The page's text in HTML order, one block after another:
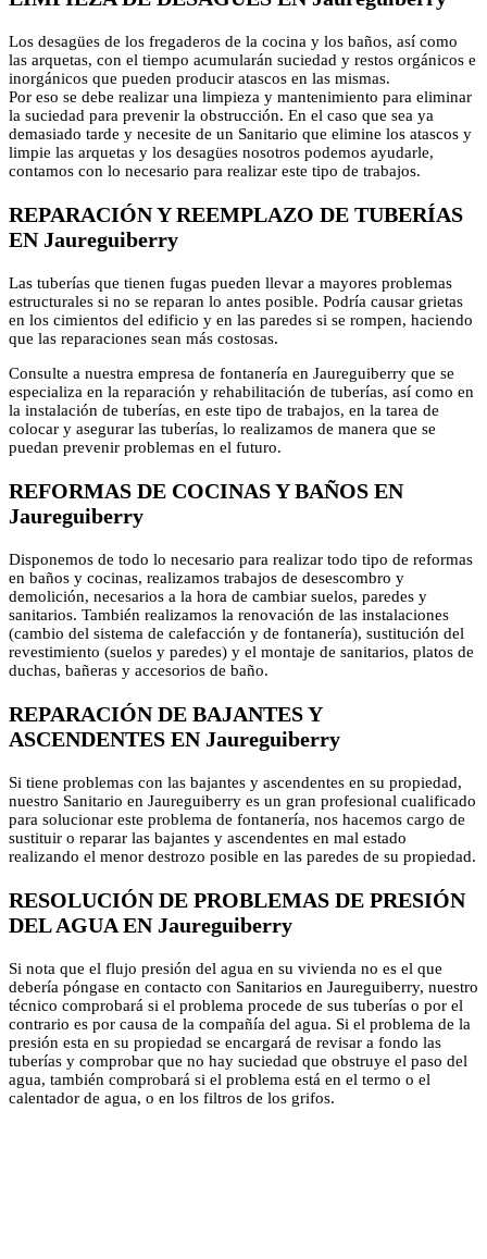
Los desagües de los fregaderos de la cocina y los baños, así como
las arquetas, con el tiempo acumularán suciedad y restos orgánicos e
inorgánicos que pueden producir atascos en las mismas.
Por eso se debe realizar una limpieza y mantenimiento para eliminar
la suciedad para prevenir la obstrucción. En el caso que sea ya
demasiado tarde y necesite de un Sanitario que elimine los atascos y
limpie las arquetas y los desagües nosotros podemos ayudarle,
contamos con lo necesario para realizar este tipo de trabajos.
REPARACIÓN Y REEMPLAZO DE TUBERÍAS
EN Jaureguiberry
Las tuberías que tienen fugas pueden llevar a mayores problemas
estructurales si no se reparan lo antes posible. Podría causar grietas
en los cimientos del edificio y en las paredes si se rompen, haciendo
que las reparaciones sean más costosas.
Consulte a nuestra empresa de fontanería en Jaureguiberry que se
especializa en la reparación y rehabilitación de tuberías, así como en
la instalación de tuberías, en este tipo de trabajos, en la tarea de
colocar y asegurar las tuberías, lo realizamos de manera que se
puedan prevenir problemas en el futuro.
REFORMAS DE COCINAS Y BAÑOS EN
Jaureguiberry
Disponemos de todo lo necesario para realizar todo tipo de reformas
en baños y cocinas, realizamos trabajos de desescombro y
demolición, necesarios a la hora de cambiar suelos, paredes y
sanitarios. También realizamos la renovación de las instalaciones
(cambio del sistema de calefacción y de fontanería), sustitución del
revestimiento (suelos y paredes) y el montaje de sanitarios, platos de
duchas, bañeras y accesorios de baño.
REPARACIÓN DE BAJANTES Y
ASCENDENTES EN Jaureguiberry
Si tiene problemas con las bajantes y ascendentes en su propiedad,
nuestro Sanitario en Jaureguiberry es un gran profesional cualificado
para solucionar este problema de fontanería, nos hacemos cargo de
sustituir o reparar las bajantes y ascendentes en mal estado
realizando el menor destrozo posible en las paredes de su propiedad.
RESOLUCIÓN DE PROBLEMAS DE PRESIÓN
DEL AGUA EN Jaureguiberry
Si nota que el flujo presión del agua en su vivienda no es el que
debería póngase en contacto con Sanitarios en Jaureguiberry, nuestro
técnico comprobará si el problema procede de sus tuberías o por el
contrario es por causa de la compañía del agua. Si el problema de la
presión esta en su propiedad se encargará de revisar a fondo las
tuberías y comprobar que no hay suciedad que obstruye el paso del
agua, también comprobará si el problema está en el termo o el
calentador de agua, o en los filtros de los grifos.